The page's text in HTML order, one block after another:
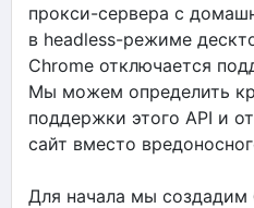
прокси-сервера с
в headless-режиме
Chrome отключается
Мы можем определить
поддержки этого API и
сайт вместо
Для начала мы создадим